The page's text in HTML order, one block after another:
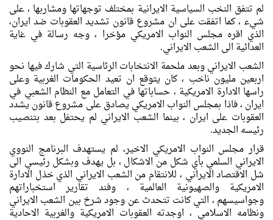
لم تتفق النخب السياسية الايرانية بمختلف توجهاتها ومشاربها ، على
شيء ، كما اتفقت على ان مشروع قانون تشديد العقوبات ضد ايران،
الذي اقره مجلس النواب الامريكي مؤخرا ، وجه رسالة في غاية
العدائية الى الشعب الايراني.
الشعب الايراني وبعد ملحمة الانتخابات الرئاسية التي شارك فيها نحو
اربعين مليون ناخب ، كان يتوقع ان تعيد الحكومات الغربية وعلى
راسها الادارة الامريكية ، حساباتها في التعامل مع النظام الشعبي في
ايران ، فاذا بمجلس النواب الامريكي يصادق على مشروع قانون يشدد
العقوبات على ايران ، بينما الشعب الايراني لم يحتفل بعد بتنصيب
رئيسه الجديد.
قرار مجلس النواب الامريكي الاخير، لم يستهدف البرنامج النووي
الايراني السلمي بأي شكل من الاشكال ، بل يهدف وبشكل رئيسي الى
شل الاقتصاد الايراني ، للانتقام من الشعب الايراني الذي خذل الادارة
الامريكية والصهيونية العالمية ، وفند تقارير استخباراتهم
وجواسيسهم ، التي كانت تتحدث عن وجود شرخ بين الشعب الايراني
ونظامه الاسلامي ، اوجدته العقوبات الامريكية والغربية الاحادية